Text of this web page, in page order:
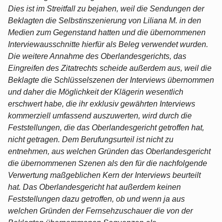
Dies ist im Streitfall zu bejahen, weil die Sendungen der
Beklagten die Selbstinszenierung von Liliana M. in den
Medien zum Gegenstand hatten und die übernommenen
Interviewausschnitte hierfür als Beleg verwendet wurden.
Die weitere Annahme des Oberlandesgerichts, das
Eingreifen des Zitatrechts scheide außerdem aus, weil die
Beklagte die Schlüsselszenen der Interviews übernommen
und daher die Möglichkeit der Klägerin wesentlich
erschwert habe, die ihr exklusiv gewährten Interviews
kommerziell umfassend auszuwerten, wird durch die
Feststellungen, die das Oberlandesgericht getroffen hat,
nicht getragen. Dem Berufungsurteil ist nicht zu
entnehmen, aus welchen Gründen das Oberlandesgericht
die übernommenen Szenen als den für die nachfolgende
Verwertung maßgeblichen Kern der Interviews beurteilt
hat. Das Oberlandesgericht hat außerdem keinen
Feststellungen dazu getroffen, ob und wenn ja aus
welchen Gründen der Fernsehzuschauer die von der